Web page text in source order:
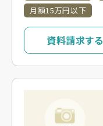
月額15万円以下
資料請求する